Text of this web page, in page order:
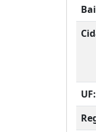
UF: